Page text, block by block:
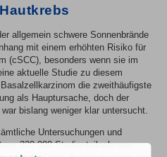
allgemein schwere Sonnenbrände
mit einem erhöhten Risiko für
(cSCC), besonders wenn sie im
aktuelle Studie zu diesem
die zweithäufigste
als Hauptursache, doch der
bislang weniger klar untersucht.
Untersuchungen und
320.000 Studienteilnehmern